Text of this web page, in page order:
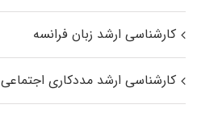
کارشناسی ارشد زبان فرانسه
کارشناسی ارشد مددکاری اجتماعی